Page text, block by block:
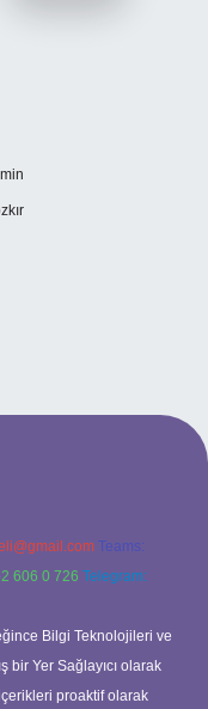
Teams:
606 0 726 Telegram:
Bilgi Teknolojileri ve
bir Yer Sağlayıcı olarak
proaktif olarak